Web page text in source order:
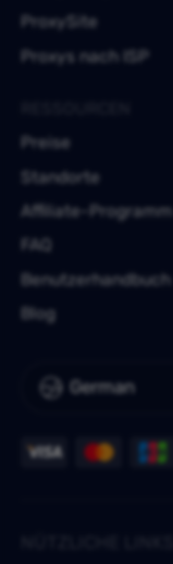
German
ProxySite
Proxys nach ISP
Preise
Standorte
Affiliate-Programm
FAQ
Benutzerhandbuch
Blog